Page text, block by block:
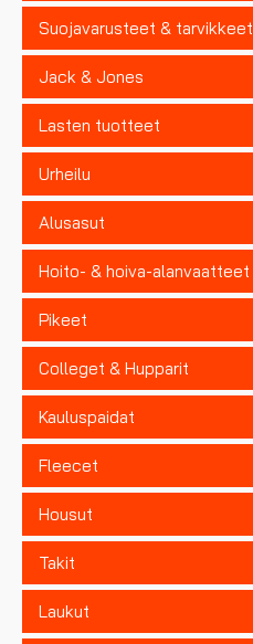
Suojavarusteet & tarvikkeet
Jack & Jones
Lasten tuotteet
Urheilu
Alusasut
Hoito- & hoiva-alanvaatteet
Pikeet
Colleget & Hupparit
Kauluspaidat
Fleecet
Housut
Takit
Laukut